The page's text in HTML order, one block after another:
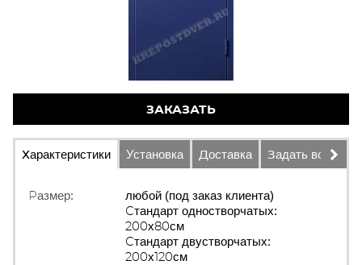
Характеристики Установка Доставка Задать вопрос
Размер:
любой (под заказ клиента)
Стандарт одностворчатых:
200х80см
Стандарт двустворчатых:
200х120см
ЗАКАЗАТЬ